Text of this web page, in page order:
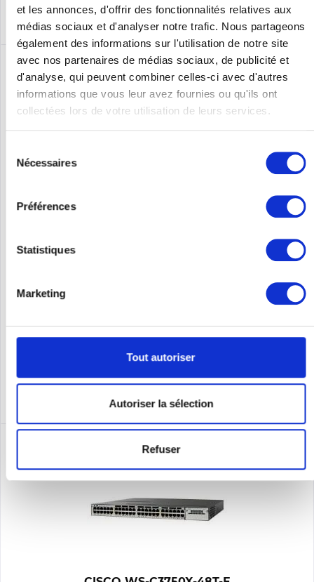
et les annonces, d'offrir des fonctionnalités relatives aux
médias sociaux et d'analyser notre trafic. Nous partageons
également des informations sur l'utilisation de notre site
avec nos partenaires de médias sociaux, de publicité et
d'analyse, qui peuvent combiner celles-ci avec d'autres
informations que vous leur avez fournies ou qu'ils ont
collectées lors de votre utilisation de leurs services.
Nécessaires
Préférences
Statistiques
Marketing
Tout autoriser
Autoriser la sélection
Refuser
gemanaged, Switch-Ebene: L3. Basic Switching RJ-45 Ethernet
Ports-Typ: Gigabit Ethernet (10/100/1000), Anzahl der
Se souv.